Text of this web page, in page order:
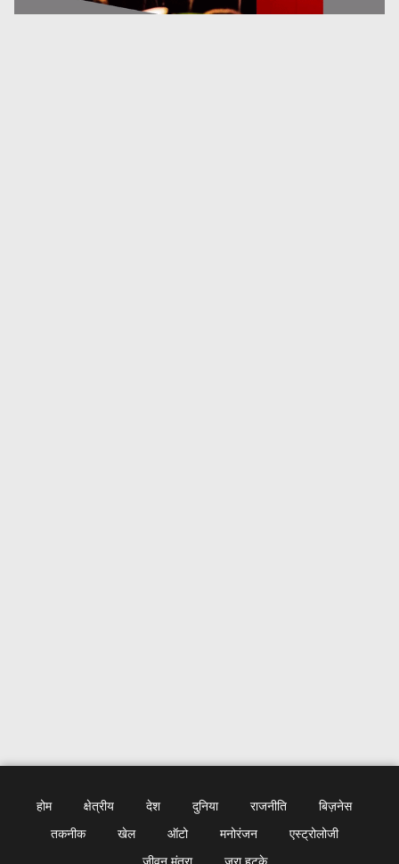
होम क्षेत्रीय देश दुनिया राजनीति
बिज़नेस
तकनीक
खेल ऑटो मनोरंजन
एस्ट्रोलोजी